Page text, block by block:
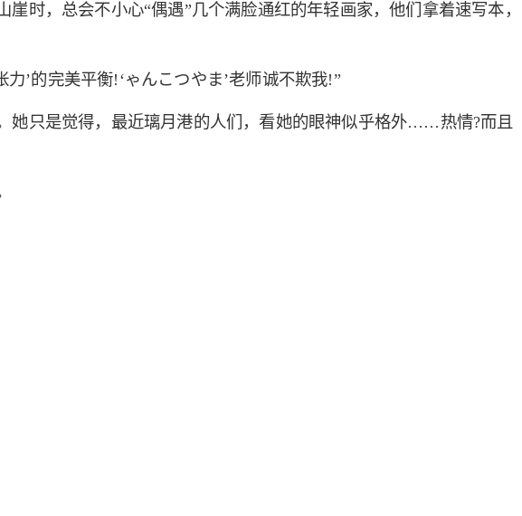
崖时，总会不小心“偶遇”几个满脸通红的年轻画家，他们拿着速写本，
力’的完美平衡!‘ゃんこつやま’老师诚不欺我!”
她只是觉得，最近璃月港的人们，看她的眼神似乎格外……热情?而且